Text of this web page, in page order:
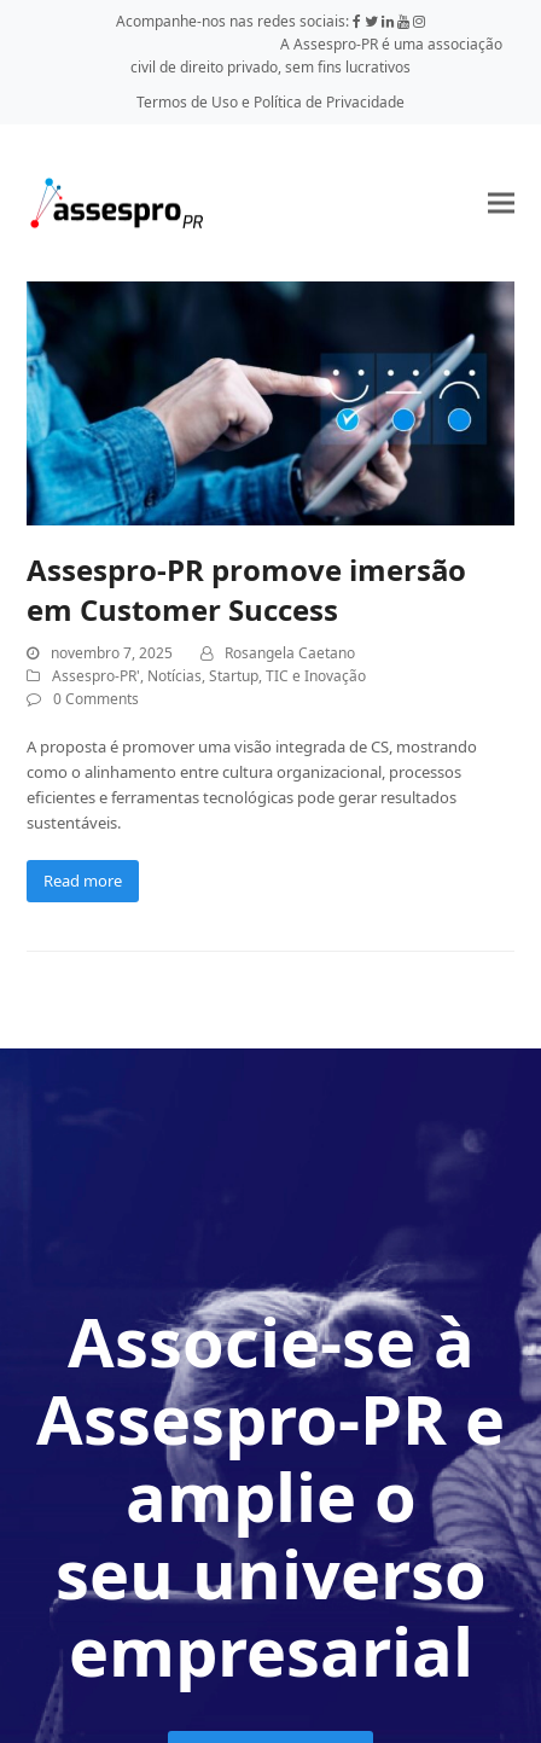
Acompanhe-nos nas redes sociais:
A Assespro-PR é uma associação
civil de direito privado, sem fins lucrativos
Termos de Uso e Política de Privacidade
Assespro-PR promove imersão
em Customer Success
novembro 7, 2025
Rosangela Caetano
Assespro-PR', Notícias,Startup,TIC e Inovação
0 Comments
A proposta é promover uma visão integrada de CS, mostrando
como o alinhamento entre cultura organizacional, processos
eficientes e ferramentas tecnológicas pode gerar resultados
sustentáveis.
Read more
Associe-se à
Assespro-PR e
amplie o
seu universo
empresarial